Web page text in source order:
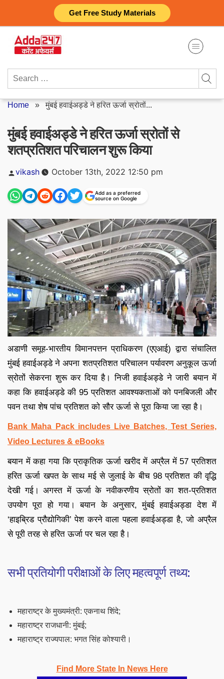
Get Free Study Materials
content
Search
Home »मुंबई हवाईअड्डे ने हरित ऊर्जा स्रोतों...
मुंबई हवाईअड्डे ने हरित ऊर्जा स्रोतों से
शतप्रतिशत परिचालन शुरू किया
Posted
vikash October 13th, 2022 12:50 pm
Add as a preferred
source on Google
अडाणी समूह-भारतीय विमानपत्तन प्राधिकरण (एएआई) द्वारा संचालित
मुंबई हवाईअड्डे ने अपना शतप्रतिशत परिचालन पर्यावरण अनुकूल ऊर्जा
स्रोतों सेकरना शुरू कर दिया है। निजी हवाईअड्डे ने जारी बयान में
कहा कि हवाईअड्डे की 95 प्रतिशत आवश्यकताओं को पनबिजली और
पवन तथा शेष पांच प्रतिशत को सौर ऊर्जा से पूरा किया जा रहा है।
Bank Maha Pack includes Live Batches, Test Series,
Video Lectures & eBooks
बयान में कहा गया कि प्राकृतिक ऊर्जा खरीद में अप्रैल में 57 प्रतिशत
हरित ऊर्जा खपत के साथ मई से जुलाई के बीच 98 प्रतिशत की वृद्धि
देखी गई। अगस्त में ऊर्जा के नवीकरणीय स्रोतों का शत-प्रतिशत
उपयोग पूरा हो गया। बयान के अनुसार, मुंबई हवाईअड्डा देश में
‘हाइब्रिड प्रौद्योगिकी’ पेश करने वाला पहला हवाईअड्डा है, जो अप्रैल
से पूरी तरह से हरित ऊर्जा पर चल रहा है।
सभी प्रतियोगी परीक्षाओं के लिए महत्वपूर्ण तथ्य:
महाराष्ट्र के मुख्यमंत्री: एकनाथ शिंदे;
महाराष्ट्र राजधानी: मुंबई;
महाराष्ट्र राज्यपाल: भगत सिंह कोश्यारी।
Find More State In News Here